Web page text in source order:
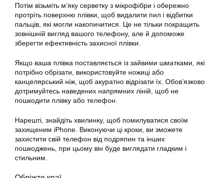
Потім візьміть м’яку серветку з мікрофібри і обережно
протріть поверхню плівки, щоб видалити пил і відбитки
пальців, які могли накопичитися. Це не тільки покращить
зовнішній вигляд вашого телефону, але й допоможе
зберегти ефективність захисної плівки.
Якщо ваша плівка поставляється із зайвими шматками, які
потрібно обрізати, використовуйте ножиці або
канцелярський ніж, щоб акуратно відрізати їх. Обов’язково
дотримуйтесь наведених напрямних ліній, щоб не
пошкодити плівку або телефон.
Нарешті, знайдіть хвилинку, щоб помилуватися своїм
захищеним iPhone. Виконуючи ці кроки, ви зможете
захистити свій телефон від подряпин та інших
пошкоджень, при цьому він буде виглядати гладким і
стильним.